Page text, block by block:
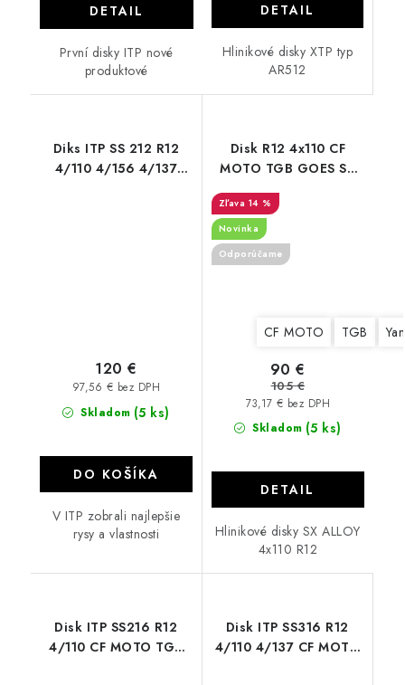
DETAIL
První disky ITP nové
produktové
DETAIL
Hlinikové disky XTP typ
AR512
Diks ITP SS 212 R12
4/110 4/156 4/137
Skladom (5 ks)
97,56 € bez DPH
120 €
DO KOŠÍKA
V ITP zobrali najlepšie
rysy a vlastnosti
Disk R12 4x110 CF
MOTO TGB GOES SX
ALLOY
14 %
Novinka
Odporúčame
CF MOTO TGB
Skladom (5 ks)
73,17 € bez DPH
90 €
105 €
DETAIL
Hlinikové disky SX ALLOY
4x110 R12
Disk ITP SS216 R12
4/110 CF MOTO TGB
Disk ITP SS316 R12
4/110 4/137 CF MOTO